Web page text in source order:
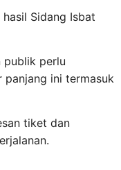
Sidang Isbat
publik perlu
panjang ini termasuk
tiket dan